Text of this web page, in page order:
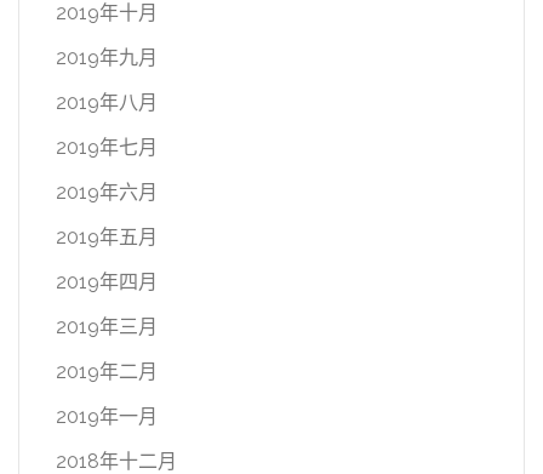
2019年十月
2019年九月
2019年八月
2019年七月
2019年六月
2019年五月
2019年四月
2019年三月
2019年二月
2019年一月
2018年十二月